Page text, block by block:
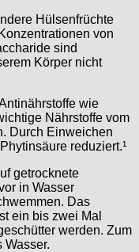
Hülsenfrüchte
von
sind
Körper nicht
wie
Nährstoffe vom
Durch Einweichen
reduziert.¹
getrocknete
in Wasser
Das
ein bis zwei Mal
werden. Zum
Wasser.